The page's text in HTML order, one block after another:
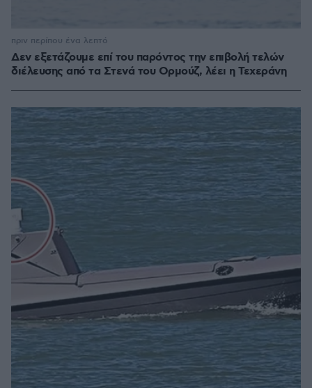
Δεν εξετάζουμε επί του παρόντος την επιβολή τελών
διέλευσης από τα Στενά του Ορμούζ, λέει η Τεχεράνη
πριν περίπου ένα λεπτό